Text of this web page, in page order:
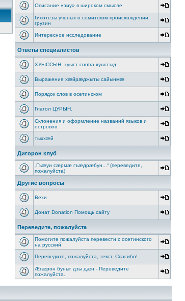
Описание «зиу» в широком смысле
Гипотезы ученых о семитском происхождении
грузин
Интересное исследование
Ответы специалистов
ХУЫССЫН: хуыст contra хуыссыд
Выражение хæйрæджыты сайынмæ
Порядок слов в осетинском
Глагол ЦУРЫН.
Склонения и оформление названий языков и
островов
тыххӕй
Дигорон клуб
„Гъæуи сæрмæ гъæдрæбун...“ (переведите,
пожалуйста)
Другие вопросы
Вехи
Донат Donation Помощь сайту
Переведите, пожалуйста
Помогите пожалуйста перевести с осетинского
на русский
Переведите, пожалуйста, текст. Спасибо!
Æгæрон буныг дзы дæн - Переведите
пожалуйста.